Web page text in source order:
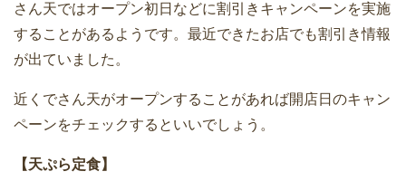
さん天ではオープン初日などに割引きキャンペーンを実施
することがあるようです。最近できたお店でも割引き情報
が出ていました。
近くでさん天がオープンすることがあれば開店日のキャン
ペーンをチェックするといいでしょう。
【天ぷら定食】